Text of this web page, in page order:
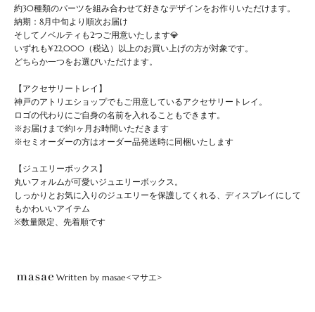
約30種類のパーツを組み合わせて好きなデザインをお作りいただけます。
納期： 8月中旬より順次お届け
そしてノベルティも2つご用意いたします💎
いずれも¥22,000（税込）以上のお買い上げの方が対象です。
どちらか一つをお選びいただけます。
【アクセサリートレイ】
神戸のアトリエショップでもご用意しているアクセサリートレイ。
ロゴの代わりにご自身の名前を入れることもできます。
※お届けまで約1ヶ月お時間いただきます
※セミオーダーの方はオーダー品発送時に同梱いたします
【ジュエリーボックス】
丸いフォルムが可愛いジュエリーボックス。
しっかりとお気に入りのジュエリーを保護してくれる、 ディスプレイにして
もかわいいアイテム
※数量限定、先着順です
Written by masae<マサエ>